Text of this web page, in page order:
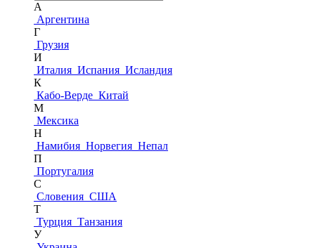
А
Аргентина
Г
Грузия
И
Италия Испания Исландия
К
Кабо-Верде Китай
М
Мексика
Н
Намибия Норвегия Непал
П
Португалия
С
Словения США
Т
Турция Танзания
У